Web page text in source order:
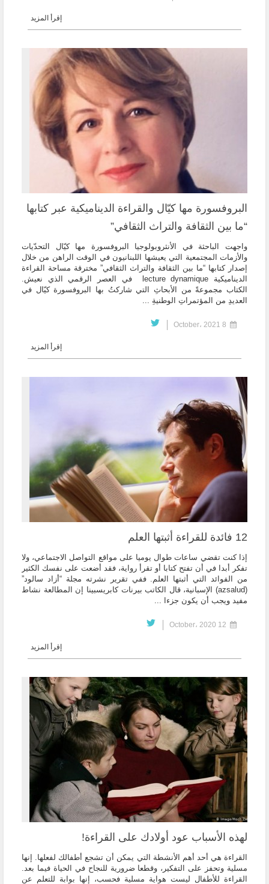
إقرأ المزيد
البروفسورة مها كيّال والقراءة الديناميكية عبر كتابها
“ما بين الثقافة والتراث الثقافي”
واجهت الباحثة في الأنثروبولوجيا البروفسورة مها كيّال التحدّيات
والأزمات المجتمعية التي يعيشها اللبنانيون في الوقت الراهن من خلال
إصدار كتابها “ما بين الثقافة والتراث الثقافي” مخترقة مساحة القراءة
الديناميكية lecture dynamique في العصر الرقمي الذي نعيش.
الكتاب مجموعةً من الأبحاثِ التي شاركتُ بها البروفسورة كيّال في
العديدِ من المؤتمراتِ الوطنيةِ ...
إقرأ المزيد
12 فائدة للقراءة أثبتها العلم
إذا كنت تقضي ساعات طوال يوميا على مواقع التواصل الاجتماعي، ولا
تفكر أبدا في أن تفتح كتابا أو تقرأ رواية، فقد أضعت على نفسك الكثير
من الفوائد التي أثبتها العلم. ففي تقرير نشرته مجلة “أزاد سالود”
(azsalud) الإسبانية، قال الكاتب بيرنات كابريسبينا إن المطالعة نشاط
مفيد ويجب أن يكون جزءا ...
إقرأ المزيد
لهذه الأسباب عود أولادك على القراءة!
القراءة هي أحد أهم الأنشطة التي يمكن أن تشجع أطفالك لفعلها. إنها
مسلية وتحفز على التفكير، وقطعا ضرورية للنجاح في الحياة فيما بعد.
القراءة للأطفال ليست هواية مسلية فحسب، إنها بوابة للتعلم عن